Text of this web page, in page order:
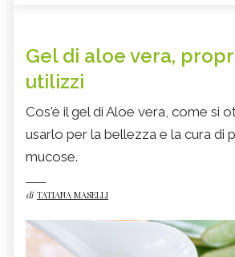
Gel di aloe vera,
utilizzi
Cos'è il gel di Aloe vera, come si
usarlo per la bellezza e la cura di
mucose.
di TATIANA MASELLI